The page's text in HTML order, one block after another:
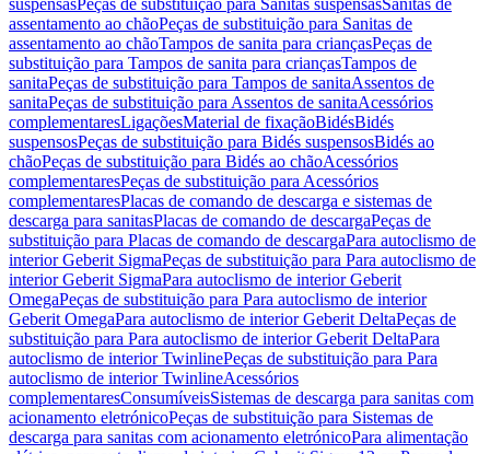
suspensasPeças de substituição para Sanitas suspensasSanitas de
assentamento ao chãoPeças de substituição para Sanitas de
assentamento ao chãoTampos de sanita para criançasPeças de
substituição para Tampos de sanita para criançasTampos de
sanitaPeças de substituição para Tampos de sanitaAssentos de
sanitaPeças de substituição para Assentos de sanitaAcessórios
complementaresLigaçõesMaterial de fixaçãoBidésBidés
suspensosPeças de substituição para Bidés suspensosBidés ao
chãoPeças de substituição para Bidés ao chãoAcessórios
complementaresPeças de substituição para Acessórios
complementaresPlacas de comando de descarga e sistemas de
descarga para sanitasPlacas de comando de descargaPeças de
substituição para Placas de comando de descargaPara autoclismo de
interior Geberit SigmaPeças de substituição para Para autoclismo de
interior Geberit SigmaPara autoclismo de interior Geberit
OmegaPeças de substituição para Para autoclismo de interior
Geberit OmegaPara autoclismo de interior Geberit DeltaPeças de
substituição para Para autoclismo de interior Geberit DeltaPara
autoclismo de interior TwinlinePeças de substituição para Para
autoclismo de interior TwinlineAcessórios
complementaresConsumíveisSistemas de descarga para sanitas com
acionamento eletrónicoPeças de substituição para Sistemas de
descarga para sanitas com acionamento eletrónicoPara alimentação